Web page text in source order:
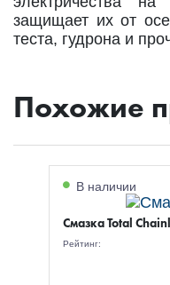
защищает их от
теста, гудрона и
Похожие
В наличии
Смазка Total
Рейтинг: